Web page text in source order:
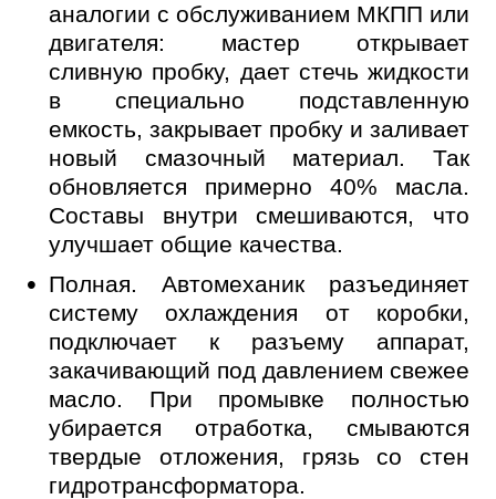
аналогии с обслуживанием МКПП или
двигателя: мастер открывает
сливную пробку, дает стечь жидкости
в специально подставленную
емкость, закрывает пробку и заливает
новый смазочный материал. Так
обновляется примерно 40% масла.
Составы внутри смешиваются, что
улучшает общие качества.
Полная. Автомеханик разъединяет
систему охлаждения от коробки,
подключает к разъему аппарат,
закачивающий под давлением свежее
масло. При промывке полностью
убирается отработка, смываются
твердые отложения, грязь со стен
гидротрансформатора.